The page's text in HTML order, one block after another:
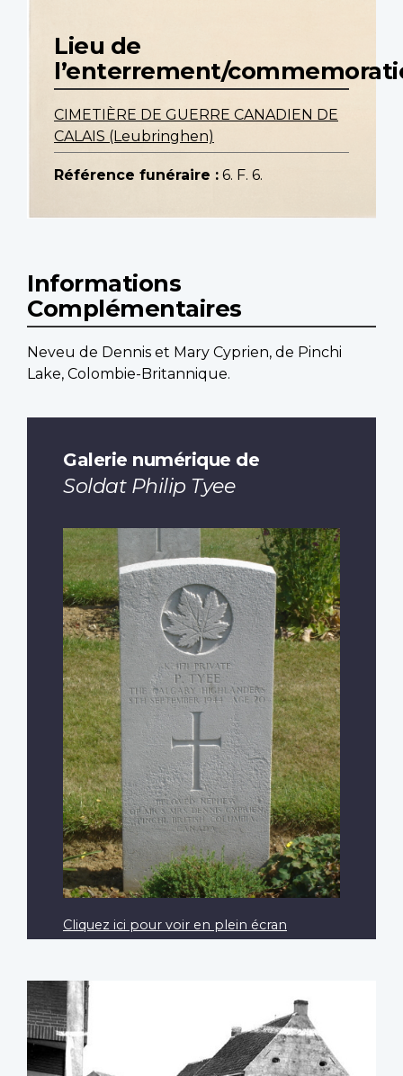
Lieu de
l’enterrement/
CIMETIÈRE DE GUERRE CANADIEN DE
CALAIS (Leubringhen)
Référence funéraire : 6. F. 6.
Informations
Complémentaires
Neveu de Dennis et Mary Cyprien, de Pinchi
Lake, Colombie-Britannique.
Galerie numérique de
Soldat Philip Tyee
Cliquez ici pour voir en plein écran